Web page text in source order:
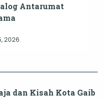
Antarumat
2026
dan Kisah Kota Gaib